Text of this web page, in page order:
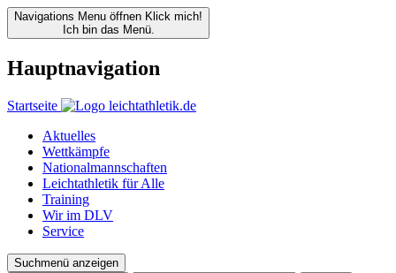
Navigations Menu öffnen Klick mich!
Ich bin das Menü.
Hauptnavigation
Startseite
Aktuelles
Wettkämpfe
Nationalmannschaften
Leichtathletik für Alle
Training
Wir im DLV
Service
Suchmenü anzeigen